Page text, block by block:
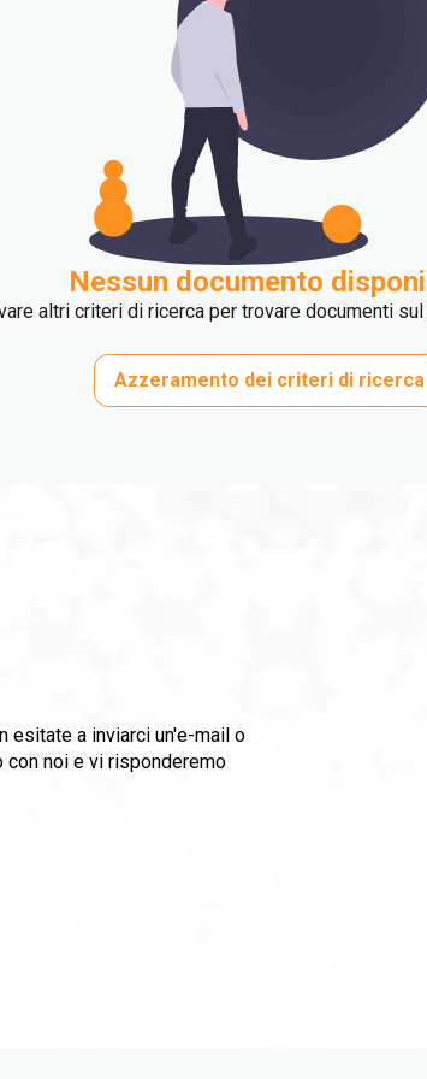
Nessun documento
altri criteri di ricerca per trovare documenti
Azzeramento dei criteri di ricerca
esitate a inviarci un'e-mail o
noi e vi risponderemo